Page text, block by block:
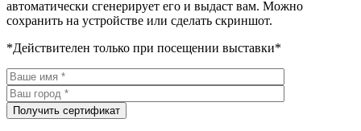
автоматически сгенерирует его и выдаст вам. Можно
сохранить на устройстве или сделать скриншот.
*Действителен только при посещении выставки*